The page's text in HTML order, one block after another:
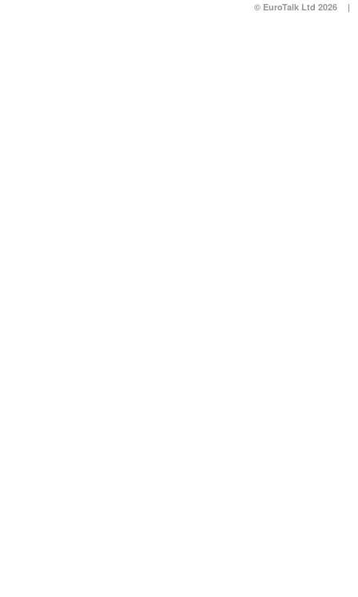
© EuroTalk Ltd 2026 |